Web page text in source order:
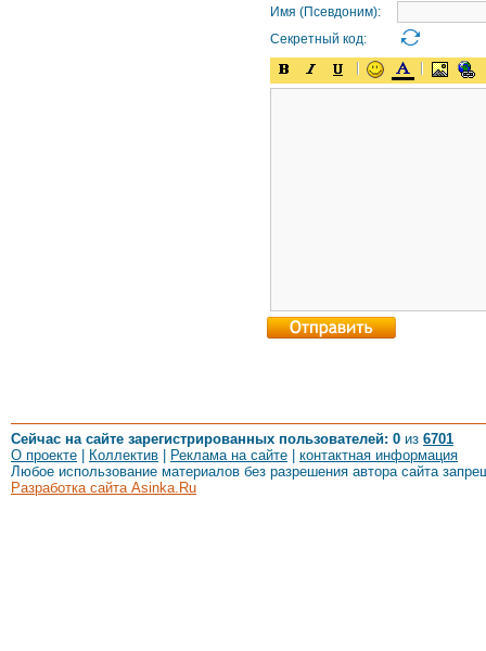
Имя (Псевдоним):
Секретный код:
Сейчас на сайте зарегистрированных пользователей: 0 из 6701
О проекте
Коллектив Реклама на сайте
контактная информация
Любое использование материалов без разрешения автора сайта
Разработка сайта Asinka.Ru